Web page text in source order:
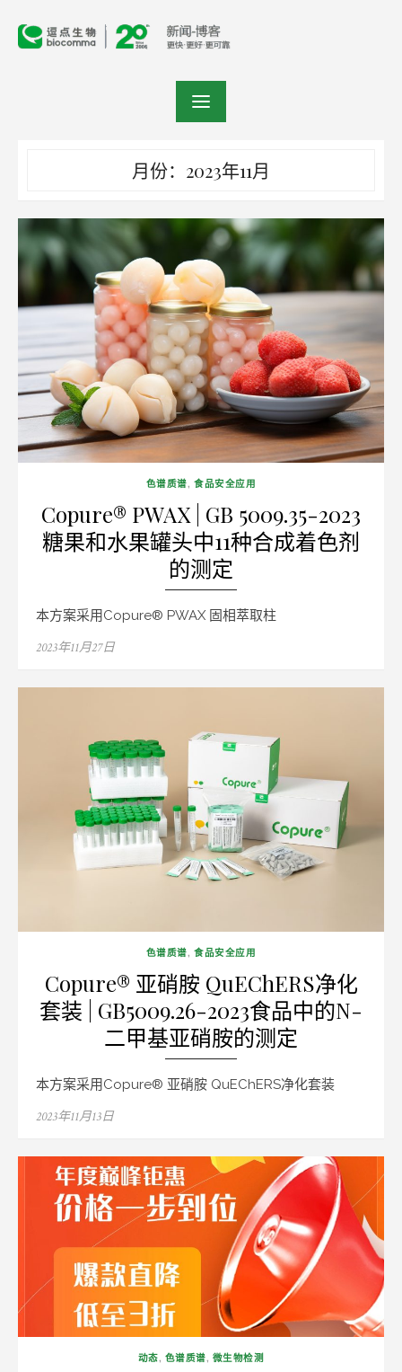
月份：2023年11月
色谱质谱, 食品安全应用
Copure® PWAX | GB 5009.35-2023
糖果和水果罐头中11种合成着色剂
的测定
本方案采用Copure® PWAX 固相萃取柱
Posted
2023年11月27日
色谱质谱, 食品安全应用
Copure® 亚硝胺 QuEChERS净化
套装 | GB5009.26-2023食品中的N-
二甲基亚硝胺的测定
本方案采用Copure® 亚硝胺 QuEChERS净化套装
Posted
2023年11月13日
动态, 色谱质谱, 微生物检测